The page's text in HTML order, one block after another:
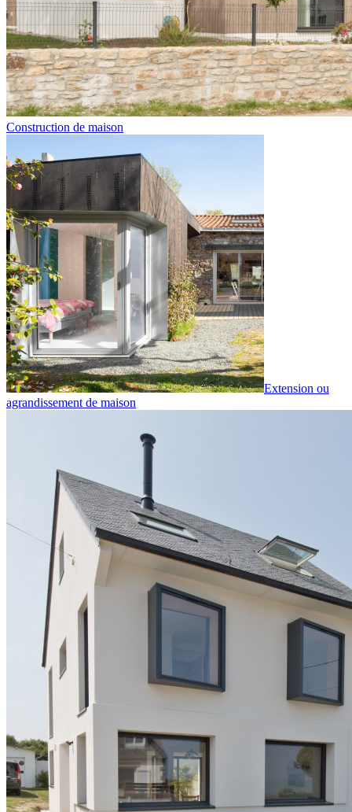
Construction de maison
Extension ou
agrandissement de maison